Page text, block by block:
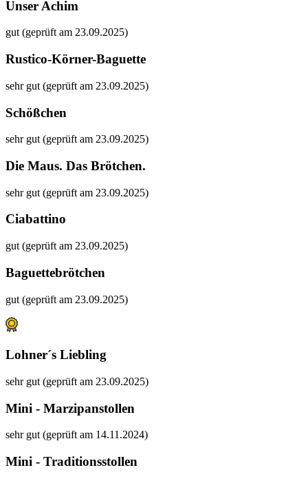
Unser Achim
gut (geprüft am 23.09.2025)
Rustico-Körner-Baguette
sehr gut (geprüft am 23.09.2025)
Schößchen
sehr gut (geprüft am 23.09.2025)
Die Maus. Das Brötchen.
sehr gut (geprüft am 23.09.2025)
Ciabattino
gut (geprüft am 23.09.2025)
Baguettebrötchen
gut (geprüft am 23.09.2025)
Lohner´s Liebling
sehr gut (geprüft am 23.09.2025)
Mini - Marzipanstollen
sehr gut (geprüft am 14.11.2024)
Mini - Traditionsstollen